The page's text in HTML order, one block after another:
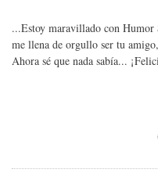
...Estoy maravillado con Humor
me llena de orgullo ser tu
Ahora sé que nada sabía...